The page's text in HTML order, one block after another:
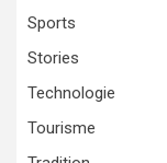
Sports
Stories
Technologie
Tourisme